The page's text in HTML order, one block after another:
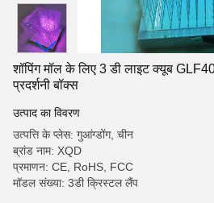
शॉपिंग मॉल के लिए 3 डी लाइट क्यूब
प्रदर्शनी बॉक्स
उत्पाद का विवरण
उत्पत्ति के प्लेस: गुआंग्डोंग, चीन
ब्रांड नाम: XQD
प्रमाणन: CE, RoHS, FCC
मॉडल संख्या: 3डी क्रिस्टल लैंप